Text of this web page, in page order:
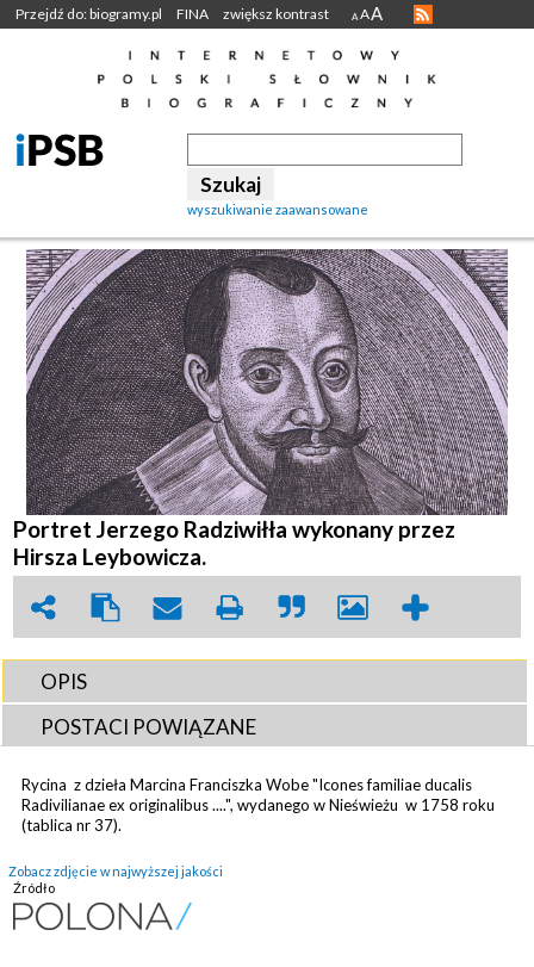
Przejdź do: biogramy.pl FINA zwiększ kontrast A AA
wyszukiwanie zaawansowane
Portret Jerzego Radziwiłła wykonany przez
Hirsza Leybowicza.
OPIS
POSTACI POWIĄZANE
Rycina z dzieła Marcina Franciszka Wobe "Iconesfamiliae ducalis
Radivilianae ex originalibus ....", wydanego w Nieświeżu w 1758 roku
(tablica nr 37).
Zobacz zdjęcie w najwyższej jakości
Źródło